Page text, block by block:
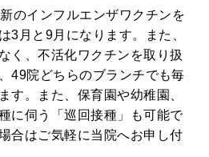
のインフルエンザワクチンを
3月と9月になります。また、
く、不活化ワクチンを取り扱
49院どちらのブランチでも毎
す。また、保育園や幼稚園、
に伺う「巡回接種」も可能で
合はご気軽に当院へお申し付